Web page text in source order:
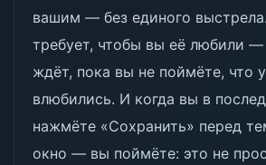
вашим — без единого
требует, чтобы вы её любили —
ждёт, пока вы не поймёте, что
влюбились. И когда вы в
нажмёте «Сохранить» перед
окно — вы поймёте: это не